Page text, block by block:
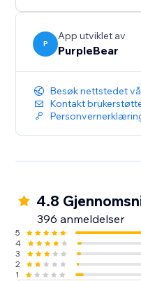
P
App utviklet av
PurpleBear
Besøk nettstedet
Kontakt
4.8
396 anmeldelser
5
4
3
2
1